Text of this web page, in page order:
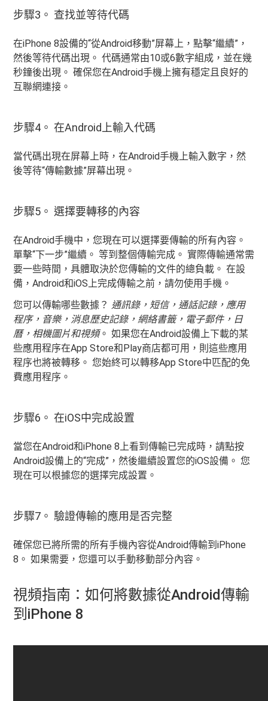
步驟3。 查找並等待代碼
在iPhone 8設備的“從Android移動”屏幕上，點擊“繼續”，
然後等待代碼出現。 代碼通常由10或6數字組成，並在幾
秒鐘後出現。 確保您在Android手機上擁有穩定且良好的
互聯網連接。
步驟4。 在Android上輸入代碼
當代碼出現在屏幕上時，在Android手機上輸入數字，然
後等待“傳輸數據”屏幕出現。
步驟5。 選擇要轉移的內容
在Android手機中，您現在可以選擇要傳​​輸的所有內容。
單擊“下一步”繼續。 等到整個傳輸完成。 實際傳輸通常需
要一些時間，具體取決於您傳輸的文件的總負載。 在設
備，Android和iOS上完成傳輸之前，請勿使用手機。
您可以傳輸哪些數據？ 通訊錄，短信，通話記錄，應用
程序，音樂，消息歷史記錄，網絡書籤，電子郵件，日
曆，相機圖片和視頻。 如果您在Android設備上下載的某
些應用程序在App Store和Play商店都可用，則這些應用
程序也將被轉移。 您始終可以轉移App Store中匹配的免
費應用程序。
步驟6。 在iOS中完成設置
當您在Android和iPhone 8上看到傳輸已完成時，請點按
Android設備上的“完成”，然後繼續設置您的iOS設備。 您
現在可以根據您的選擇完成設置。
步驟7。 驗證傳輸的應用是否完整
確保您已將所需的所有手機內容從Android傳輸到iPhone
8。 如果需要，您還可以手動移動部分內容。
視頻指南：如何將數據從Android傳輸
到iPhone 8